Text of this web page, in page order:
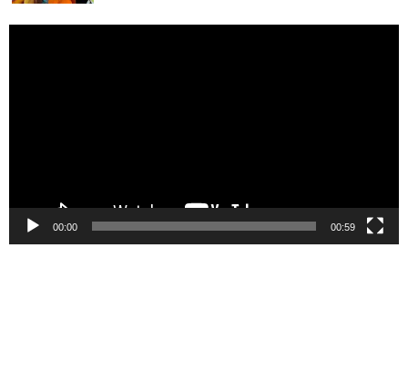
00:00 00:59